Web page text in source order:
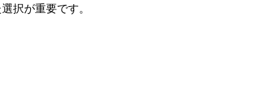
択が重要です。